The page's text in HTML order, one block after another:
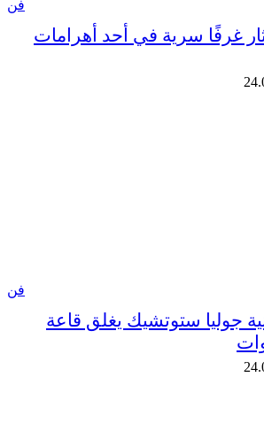
سرية في أحد أهرامات
ستوتشيك يغلق قاعة